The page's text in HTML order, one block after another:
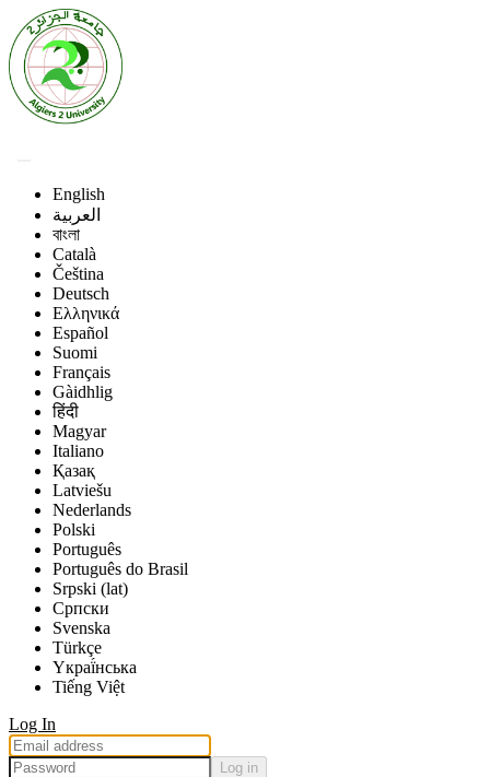
English
العربية
বাংলা
Català
Čeština
Deutsch
Ελληνικά
Español
Suomi
Français
Gàidhlig
हिंदी
Magyar
Italiano
Қазақ
Latviešu
Nederlands
Polski
Português
Português do Brasil
Srpski (lat)
Српски
Svenska
Türkçe
Yкраї́нська
Tiếng Việt
Log In
Log in